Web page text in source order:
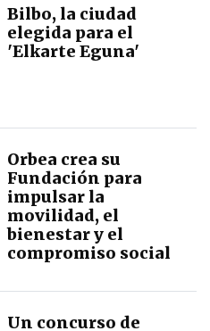
Bilbo, la ciudad
elegida para el
'Elkarte Eguna'
Orbea crea su
Fundación para
impulsar la
movilidad, el
bienestar y el
compromiso social
Un concurso de